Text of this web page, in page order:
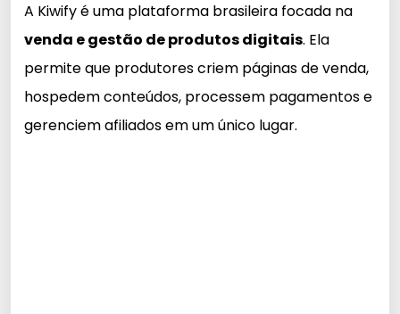
A Kiwify é uma plataforma brasileira focada na
venda e gestão de produtos digitais. Ela
permite que produtores criem páginas de venda,
hospedem conteúdos, processem pagamentos e
gerenciem afiliados em um único lugar.